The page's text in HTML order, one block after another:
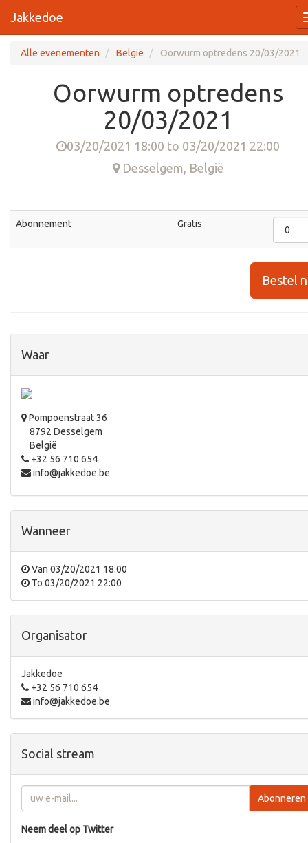
Jakkedoe
Alle evenementen België Oorwurm optredens 20/03/2021
Oorwurm optredens
20/03/2021
03/20/2021 18:00 to 03/20/2021 22:00
Desselgem, België
Abonnement Gratis
Bestel
Waar
Pompoenstraat 36
8792 Desselgem
België
+32 56 710 654
info@jakkedoe.be
Wanneer
Van 03/20/2021 18:00
To 03/20/2021 22:00
Organisator
Jakkedoe
+32 56 710 654
info@jakkedoe.be
Social stream
Abonneren
Neem deel op Twitter